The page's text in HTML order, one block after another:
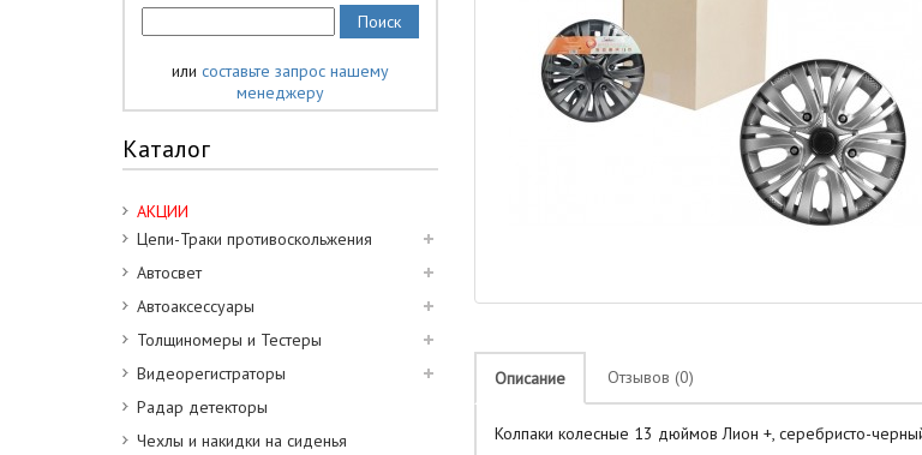
или составьте запрос нашему
менеджеру
Каталог
АКЦИИ
Цепи-Траки противоскольжения
Автосвет
Автоаксессуары
Толщиномеры и Тестеры
Видеорегистраторы
Радар детекторы
Чехлы и накидки на сиденья
Описание Отзывов (0)
Колпаки колесные 13 дюймов Лион +, серебристо-